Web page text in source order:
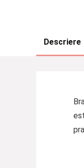
Descriere